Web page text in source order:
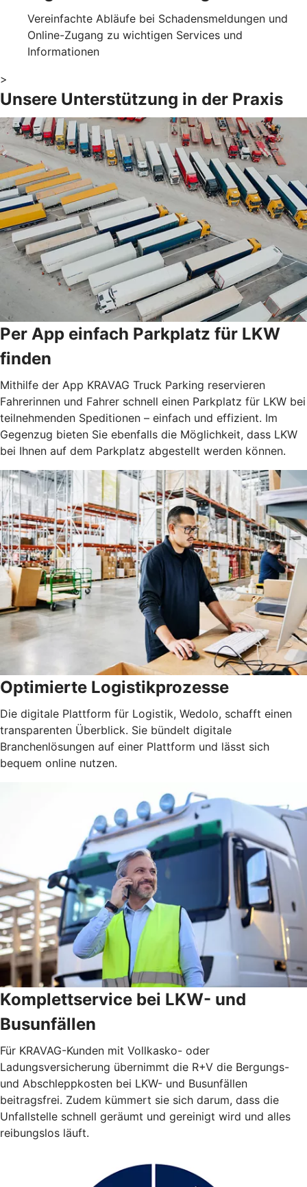
Vereinfachte Abläufe bei Schadensmeldungen und
Online-Zugang zu wichtigen Services und
Informationen
>
Unsere Unterstützung in der Praxis
Per App einfach Parkplatz für LKW
finden
Mithilfe der App KRAVAG Truck Parking reservieren
Fahrerinnen und Fahrer schnell einen Parkplatz für LKW bei
teilnehmenden Speditionen – einfach und effizient. Im
Gegenzug bieten Sie ebenfalls die Möglichkeit, dass LKW
bei Ihnen auf dem Parkplatz abgestellt werden können.
Optimierte Logistikprozesse
Die digitale Plattform für Logistik, Wedolo, schafft einen
transparenten Überblick. Sie bündelt digitale
Branchenlösungen auf einer Plattform und lässt sich
bequem online nutzen.
Komplettservice bei LKW- und
Busunfällen
Für KRAVAG-Kunden mit Vollkasko- oder
Ladungsversicherung übernimmt die R+V die Bergungs-
und Abschleppkosten bei LKW- und Busunfällen
beitragsfrei. Zudem kümmert sie sich darum, dass die
Unfallstelle schnell geräumt und gereinigt wird und alles
reibungslos läuft.